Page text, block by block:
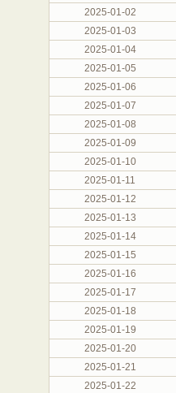
2025-01-02
2025-01-03
2025-01-04
2025-01-05
2025-01-06
2025-01-07
2025-01-08
2025-01-09
2025-01-10
2025-01-11
2025-01-12
2025-01-13
2025-01-14
2025-01-15
2025-01-16
2025-01-17
2025-01-18
2025-01-19
2025-01-20
2025-01-21
2025-01-22